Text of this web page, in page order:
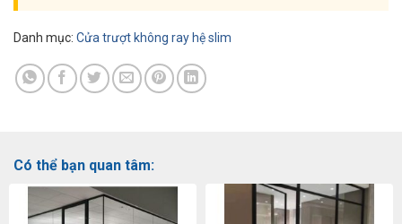
Danh mục: Cửa trượt không ray hệ slim
Có thể bạn quan tâm: